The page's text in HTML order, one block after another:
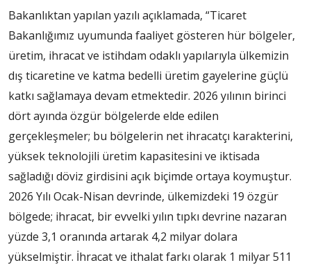
Bakanlıktan yapılan yazılı açıklamada, “Ticaret
Bakanlığımız uyumunda faaliyet gösteren hür bölgeler,
üretim, ihracat ve istihdam odaklı yapılarıyla ülkemizin
dış ticaretine ve katma bedelli üretim gayelerine güçlü
katkı sağlamaya devam etmektedir. 2026 yılının birinci
dört ayında özgür bölgelerde elde edilen
gerçekleşmeler; bu bölgelerin net ihracatçı karakterini,
yüksek teknolojili üretim kapasitesini ve iktisada
sağladığı döviz girdisini açık biçimde ortaya koymuştur.
2026 Yılı Ocak-Nisan devrinde, ülkemizdeki 19 özgür
bölgede; ihracat, bir evvelki yılın tıpkı devrine nazaran
yüzde 3,1 oranında artarak 4,2 milyar dolara
yükselmiştir. İhracat ve ithalat farkı olarak 1 milyar 511